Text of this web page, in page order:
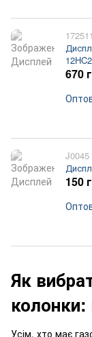
670
J0045
150
Як
колонки:
Усім, хто має